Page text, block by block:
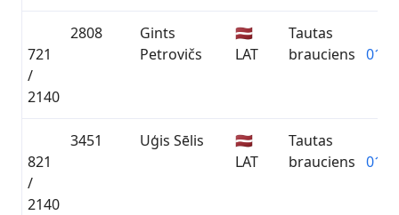
721
/
2140
2808
Gints
Petrovičs
🇱🇻
LAT
Tautas
brauciens
821
/
2140
3451 Uģis Sēlis
🇱🇻
LAT
Tautas
brauciens